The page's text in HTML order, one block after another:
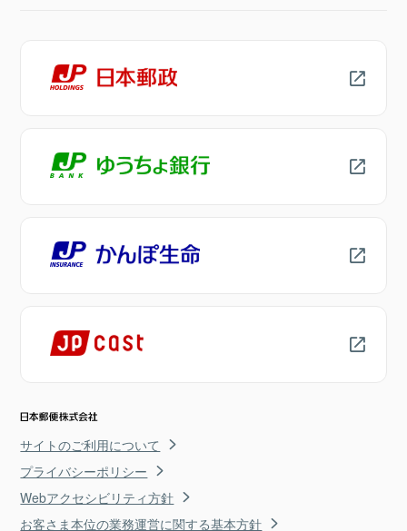
サイトのご利用について
プライバシーポリシー
Webアクセシビリティ方針
お客さま本位の業務運営に関する基本方針